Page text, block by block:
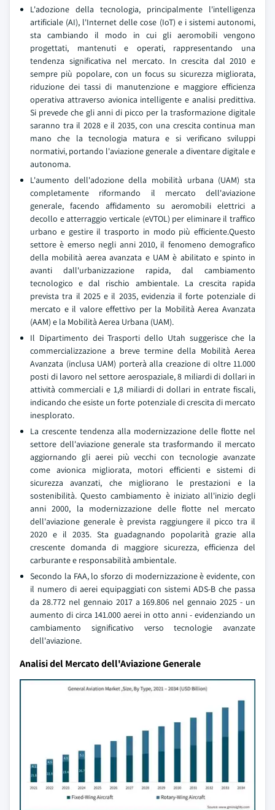
L'adozione della tecnologia, principalmente l'intelligenza
artificiale (AI), l'Internet delle cose (IoT) e i sistemi autonomi,
sta cambiando il modo in cui gli aeromobili vengono
progettati, mantenuti e operati, rappresentando una
tendenza significativa nel mercato. In crescita dal 2010 e
sempre più popolare, con un focus su sicurezza migliorata,
riduzione dei tassi di manutenzione e maggiore efficienza
operativa attraverso avionica intelligente e analisi predittiva.
Si prevede che gli anni di picco per la trasformazione digitale
saranno tra il 2028 e il 2035, con una crescita continua man
mano che la tecnologia matura e si verificano sviluppi
normativi, portando l'aviazione generale a diventare digitale e
autonoma.
L'aumento dell'adozione della mobilità urbana (UAM) sta
completamente riformando il mercato dell'aviazione
generale, facendo affidamento su aeromobili elettrici a
decollo e atterraggio verticale (eVTOL) per eliminare il traffico
urbano e gestire il trasporto in modo più efficiente.Questo
settore è emerso negli anni 2010, il fenomeno demografico
della mobilità aerea avanzata e UAM è abilitato e spinto in
avanti dall'urbanizzazione rapida, dal cambiamento
tecnologico e dal rischio ambientale. La crescita rapida
prevista tra il 2025 e il 2035, evidenzia il forte potenziale di
mercato e il valore effettivo per la Mobilità Aerea Avanzata
(AAM) e la Mobilità Aerea Urbana (UAM).
Il Dipartimento dei Trasporti dello Utah suggerisce che la
commercializzazione a breve termine della Mobilità Aerea
Avanzata (inclusa UAM) porterà alla creazione di oltre 11.000
posti di lavoro nel settore aerospaziale, 8 miliardi di dollari in
attività commerciali e 1,8 miliardi di dollari in entrate fiscali,
indicando che esiste un forte potenziale di crescita di mercato
inesplorato.
La crescente tendenza alla modernizzazione delle flotte nel
settore dell'aviazione generale sta trasformando il mercato
aggiornando gli aerei più vecchi con tecnologie avanzate
come avionica migliorata, motori efficienti e sistemi di
sicurezza avanzati, che migliorano le prestazioni e la
sostenibilità. Questo cambiamento è iniziato all'inizio degli
anni 2000, la modernizzazione delle flotte nel mercato
dell'aviazione generale è prevista raggiungere il picco tra il
2020 e il 2035. Sta guadagnando popolarità grazie alla
crescente domanda di maggiore sicurezza, efficienza del
carburante e responsabilità ambientale.
Secondo la FAA, lo sforzo di modernizzazione è evidente, con
il numero di aerei equipaggiati con sistemi ADS-B che passa
da 28.772 nel gennaio 2017 a 169.806 nel gennaio 2025 - un
aumento di circa 141.000 aerei in otto anni - evidenziando un
cambiamento significativo verso tecnologie avanzate
dell'aviazione.
Analisi del Mercato dell'Aviazione Generale